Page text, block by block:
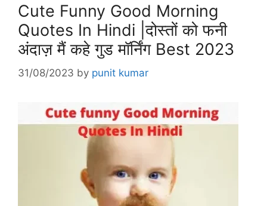
Cute Funny Good Morning
Quotes In Hindi |दोस्तों को फनी
अंदाज़ मैं कहे गुड मॉर्निंग Best 2023
31/08/2023 by punit kumar